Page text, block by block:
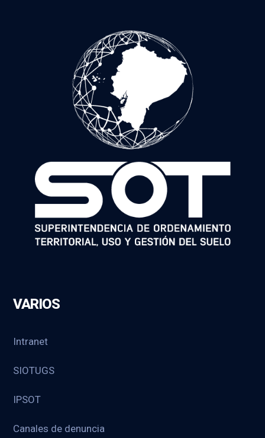
VARIOS
Intranet
SIOTUGS
IPSOT
Canales de denuncia